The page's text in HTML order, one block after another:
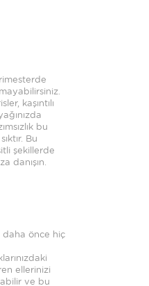
kaşıntılı
bu
Bu
şekillerde
danışın.
daha önce hiç
ellerinizi
ve bu